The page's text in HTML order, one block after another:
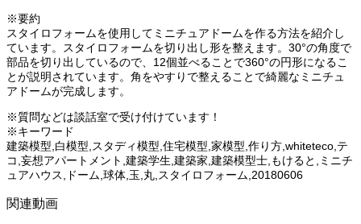
※要約
スタイロフォームを使用してミニチュアドームを作る方法を紹介し
ています。スタイロフォームを切り出し形を整えます。30°の角度で
部品を切り出しているので、12個並べることで360°の円形になるこ
とが説明されています。角をやすりで整えることで綺麗なミニチュ
アドームが完成します。
※質問などは談話室で受け付けています！
※キーワード
建築模型,白模型,スタディ模型,住宅模型,家模型,作り方,whiteteco,テ
コ,妄想アパートメント,建築学生,建築家,建築模型士,もけると,ミニチ
ュアハウス,ドーム,球体,玉,丸,スタイロフォーム,20180606
関連動画